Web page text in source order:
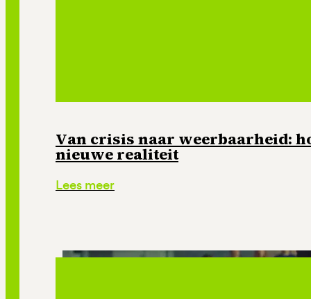
Van crisis naar weerbaarheid:
nieuwe realiteit
Lees meer